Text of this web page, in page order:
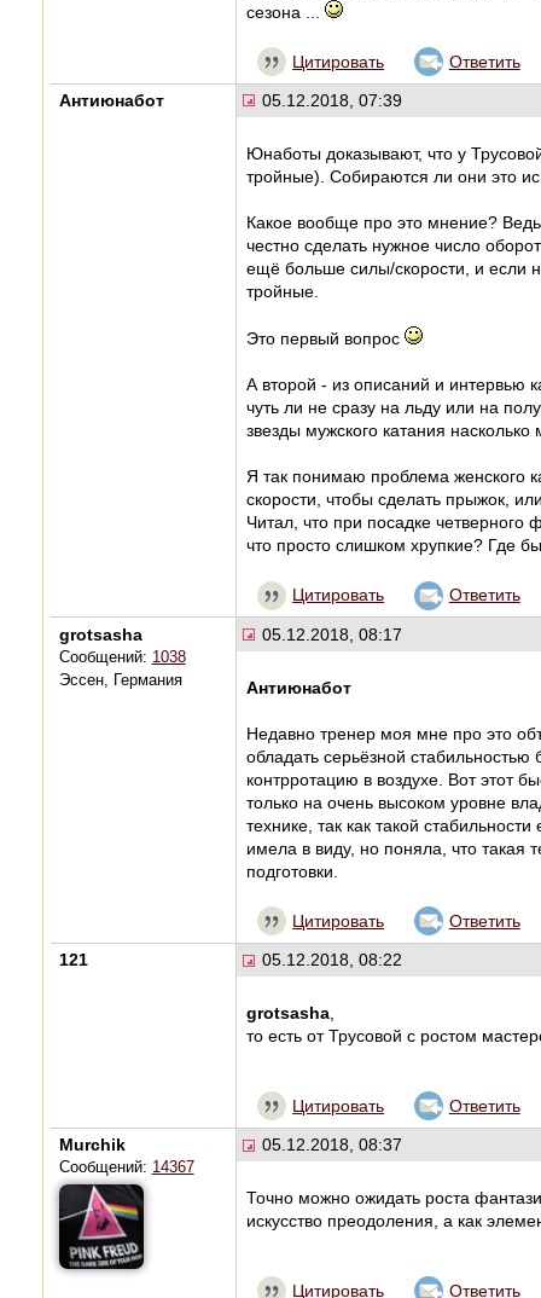
сезона ...
Цитировать Ответить
Антиюнабот 05.12.2018, 07:39
Юнаботы доказывают, что у
тройные). Собираются ли они это
Какое вообще про это мнение? Ведь
честно сделать нужное число
ещё больше силы/скорости, и если
тройные.
Это первый вопрос
А второй - из описаний и интервью
чуть ли не сразу на льду или на
звезды мужского катания
Я так понимаю проблема женского
скорости, чтобы сделать прыжок,
Читал, что при посадке четверного
что просто слишком хрупкие? Где
Цитировать Ответить
grotsasha
Сообщений: 1038
Эссен, Германия
05.12.2018, 08:17
Антиюнабот
Недавно тренер моя мне про это
обладать серьёзной стабильностью
контрротацию в воздухе. Вот этот
только на очень высоком уровне
технике, так как такой
имела в виду, но поняла, что такая
подготовки.
Цитировать Ответить
121 05.12.2018, 08:22
grotsasha,
то есть от Трусовой с ростом
Цитировать Ответить
Murchik
Сообщений: 14367
05.12.2018, 08:37
Точно можно ожидать роста
искусство преодоления, а как
Цитировать Ответить